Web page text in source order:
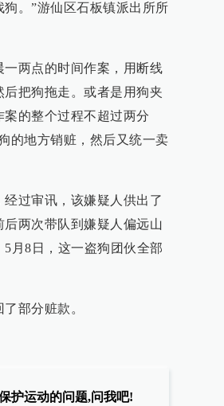
。”游仙区石板镇派出所所
两点的时间作案，用断线
把狗拖走。或者是用狗夹
的整个过程不超过两分
的地方销赃，然后又统一卖
过审讯，该嫌疑人供出了
两次带队到嫌疑人偏远山
月8日，这一盗狗团伙全部
部分赃款。
护运动的问题,问我吧!